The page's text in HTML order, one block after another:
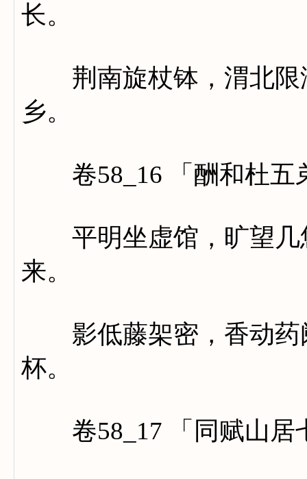
长。
荆南旋杖钵，渭北限
乡。
卷58_16 「酬和杜五
平明坐虚馆，旷望几
来。
影低藤架密，香动药
杯。
卷58_17 「同赋山居